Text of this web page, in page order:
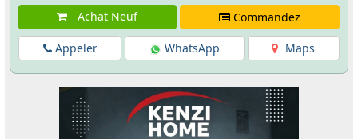
Achat Neuf
Commandez
Appeler WhatsApp Maps